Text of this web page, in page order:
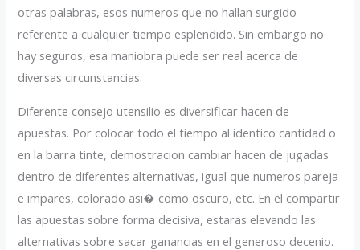
otras palabras, esos numeros que no hallan surgido
referente a cualquier tiempo esplendido. Sin embargo no
hay seguros, esa maniobra puede ser real acerca de
diversas circunstancias.
Diferente consejo utensilio es diversificar hacen de
apuestas. Por colocar todo el tiempo al identico cantidad o
en la barra tinte, demostracion cambiar hacen de jugadas
dentro de diferentes alternativas, igual que numeros pareja
e impares, colorado asi� como oscuro, etc. En el compartir
las apuestas sobre forma decisiva, estaras elevando las
alternativas sobre sacar ganancias en el generoso decenio.